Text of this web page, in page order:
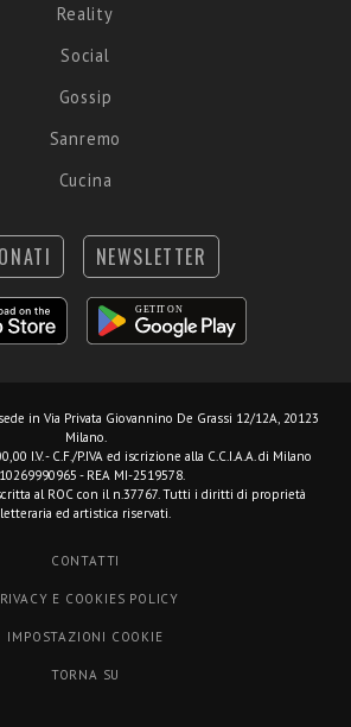
Reality
Social
Gossip
Sanremo
Cucina
NEWSLETTER
in Via Privata Giovannino De Grassi 12/12A, 20123
Milano.
I.V. - C.F./P.IVA ed iscrizione alla C.C.I.A.A. di Milano
- REA MI-2519578.
al ROC con il n.37767. Tutti i diritti di proprietà
letteraria ed artistica riservati.
CONTATTI
E COOKIES POLICY
IMPOSTAZIONI COOKIE
TORNA SU